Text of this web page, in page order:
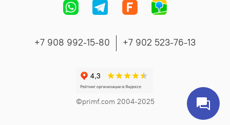
+7 908 992-15-80 +7 902 523-76-13
©primf.com 2004-2025